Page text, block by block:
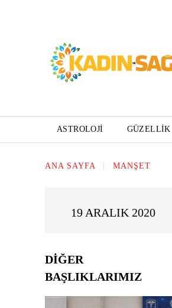
ASTROLOJI GÜZELLIK
ANA SAYFA MANŞET
19 ARALIK 2020
DIĞER
BAŞLIKLARIMIZ